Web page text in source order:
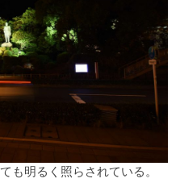
も明るく照らされている。